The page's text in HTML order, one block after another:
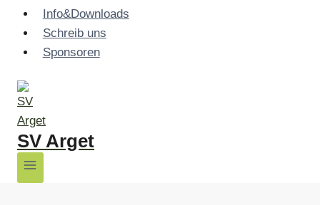
Info&Downloads
Schreib uns
Sponsoren
SV Arget